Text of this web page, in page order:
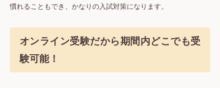
慣れることもでき、かなりの入試対策になります。
オンライン受験だから期間内どこでも受
験可能！